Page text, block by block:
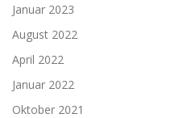
Januar 2023
August 2022
April 2022
Januar 2022
Oktober 2021